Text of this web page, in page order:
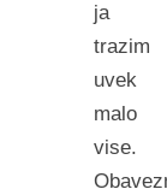
ja
trazim
uvek
malo
vise.